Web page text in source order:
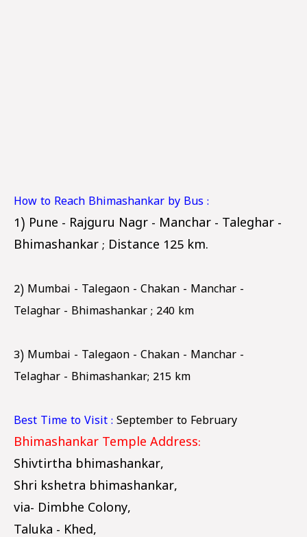
How to Reach Bhimashankar by Bus :
1) Pune - Rajguru Nagr - Manchar - Taleghar -
Bhimashankar ; Distance 125 km.
2) Mumbai - Talegaon - Chakan - Manchar -
Telaghar - Bhimashankar ; 240 km
3) Mumbai - Talegaon - Chakan - Manchar -
Telaghar - Bhimashankar; 215 km
Best Time to Visit : September to February
Bhimashankar Temple Address:
Shivtirtha bhimashankar,
Shri kshetra bhimashankar,
via- Dimbhe Colony,
Taluka - Khed,